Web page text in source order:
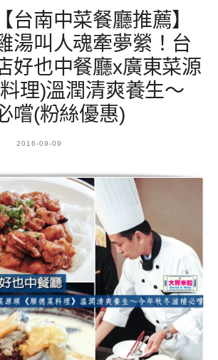
台南中菜餐廳推薦】
湯叫人魂牽夢縈！台
好也中餐廳x廣東菜源
理)溫潤清爽養生～
嚐(粉絲優惠)
2016-09-09